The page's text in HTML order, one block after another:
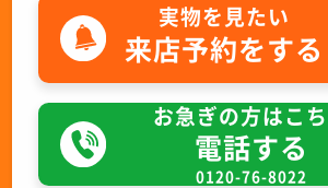
実物を見たい
来店予約をする
お急ぎの方はこ
電話する
0120-76-8022